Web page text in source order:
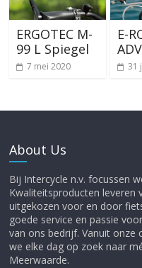
ERGOTEC M-
99 L Spiegel
7 mei 2020
E-
31
About Us
Bij Intercycle n.v. focussen
Kwaliteitsproducten leveren
uitgekozen voor en door
goede service en passie
van ons bedrijf. Vanuit onze
we elke dag op zoek naar
Meerwaarde.